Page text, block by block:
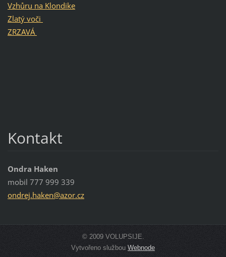
Vzhůru na Klondike
Zlatý voči
ZRZAVÁ
Kontakt
Ondra Haken
mobil 777 999 339
ondrej.haken@azor.cz
© 2009 VOLUPSIJE.
Vytvořeno službou Webnode